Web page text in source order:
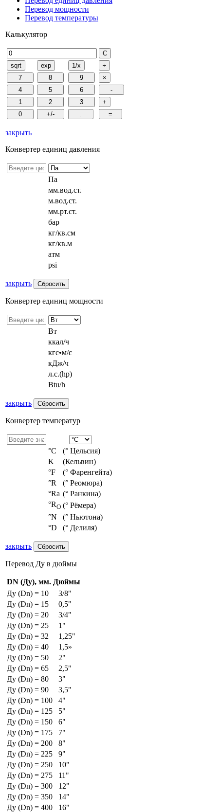
Перевод мощности
Перевод температуры
Калькулятор
закрыть
Конвертер единиц давления
Па
мм.вод.ст.
м.вод.ст.
мм.рт.ст.
бар
кг/кв.см
кг/кв.м
атм
psi
закрыть
Конвертер единиц мощности
Вт
ккал/ч
кгс•м/с
кДж/ч
л.с.(hp)
Btu/h
закрыть
Конвертер температур
°С
(° Цельсия)
K
(Кельвин)
°F
(° Фаренгейта)
°R
(° Реомюра)
°Ra (° Ранкина)
°RO (° Рёмера)
°N
(° Ньютона)
°D
(° Делиля)
закрыть
Перевод Ду в дюймы
DN (Ду), мм. Дюймы
Ду (Dn) = 10
3/8"
Ду (Dn) = 15
0,5"
Ду (Dn) = 20
3/4"
Ду (Dn) = 25
1"
Ду (Dn) = 32
1,25"
Ду (Dn) = 40
1,5»
Ду (Dn) = 50
2"
Ду (Dn) = 65
2,5"
Ду (Dn) = 80
3"
Ду (Dn) = 90
3,5"
Ду (Dn) = 100
4"
Ду (Dn) = 125
5"
Ду (Dn) = 150
6"
Ду (Dn) = 175
7"
Ду (Dn) = 200
8"
Ду (Dn) = 225
9"
Ду (Dn) = 250
10"
Ду (Dn) = 275
11"
Ду (Dn) = 300
12"
Ду (Dn) = 350
14"
Ду (Dn) = 400
16"